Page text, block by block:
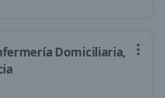
Domiciliaria,